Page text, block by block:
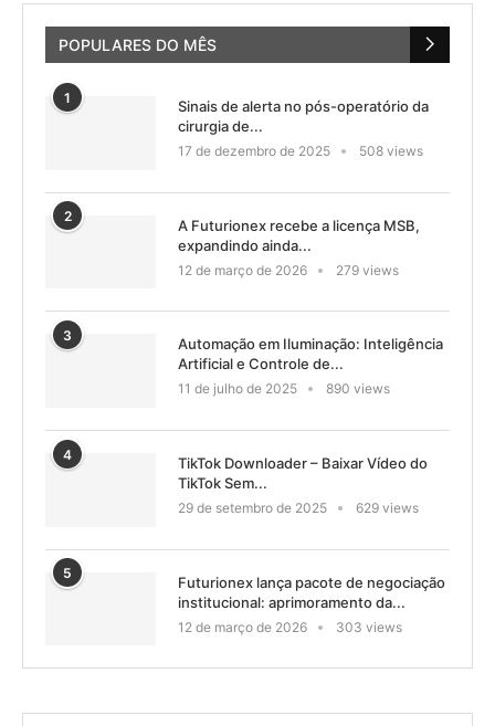
POPULARES DO MÊS
1
Sinais de alerta no pós-operatório da
cirurgia de...
17 de dezembro de 2025 508 views
2
A Futurionex recebe a licença MSB,
expandindo ainda...
12 de março de 2026 279 views
3
Automação em Iluminação: Inteligência
Artificial e Controle de...
11 de julho de 2025 890 views
4
TikTok Downloader – Baixar Vídeo do
TikTok Sem...
29 de setembro de 2025 629 views
5
Futurionex lança pacote de negociação
institucional: aprimoramento da...
12 de março de 2026 303 views